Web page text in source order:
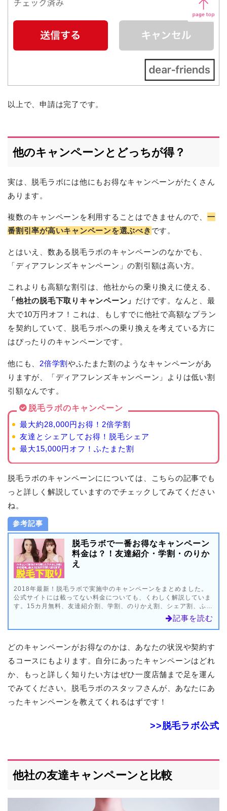
以上で、申請は完了です。
他のキャンペーンとどっちが得？
実は、脱毛ラボには他にもお得なキャンペーンがたくさん
あります。
複数のキャンペーンを利用することはできませんので、 一
番割引率が高いキャンペーンを選ぶべき です。
とはいえ、数ある脱毛ラボのキャンペーンのなかでも、
「ディアフレンズキャンペーン」の割引額は高い方。
これよりも高額な割引は、他社からの乗り換えに使える、
「他社の脱毛下取りキャンペーン」 だけです。なんと、最
大で10万円オフ！これは、もしすでに他社で高額なプラン
を契約していて、脱毛ラボへの乗り換えを考えている方に
はぴったりのキャンペーンです。
他にも、 2倍学割やふたまた割のようなキャンペーンがあ
りますが、「ディアフレンズキャンペーン」よりは低い割
引額なんです。
脱毛ラボのキャンペーン
最大約28,000円お得！2倍学割
友達とシェアしてお得！脱毛シェア
最大15,000円オフ！ふたまた割
脱毛ラボのキャンペーンにについては、こちらの記事でも
っと詳しく解説していますのでチェックしてみてください
ね。
参考記事
脱毛ラボで一番お得なキャンペーン
料金は？！友達紹介・学割・のりか
え
2018年最新！脱毛ラボで実施中のキャンペーンをまとめました。
公式サイトには載ってない料金についても、くわしく解説していま
す。15カ月無料、友達紹介割、学割、のりかえ割、シェア割、ふた
また割、交通費キャッシュバック…本当にお得なキャンペーンはど
記事を読む
どのキャンペーンがお得なのかは、あなたの状況や契約す
るコースにもよります。自分にあったキャンペーンはどれ
か、もっと詳しく知りたい方はぜひ一度店舗まで足を運ん
でみてください。脱毛ラボのスタッフさんが、あなたにあ
ったキャンペーンを教えてくれるはずです！
>>脱毛ラボ公式
他社の友達キャンペーンと比較